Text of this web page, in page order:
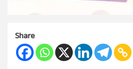
Share